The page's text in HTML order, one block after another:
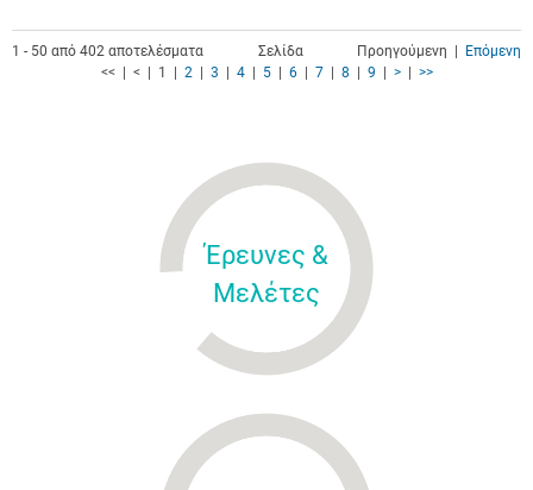
1 - 50 από 402 αποτελέσματα Προηγούμενη | Επόμενη
Σελίδα
<< | < | 1 | 2| 3 4| 5| 6| 7| 8 9 >| >>
Έρευνες &
Μελέτες